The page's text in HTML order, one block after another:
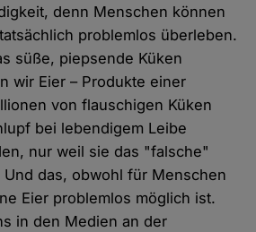
denn Menschen können
problemlos überleben.
süße, piepsende Küken
wir Eier – Produkte einer
von flauschigen Küken
bei lebendigem Leibe
nur weil sie das "falsche"
das, obwohl für Menschen
Eier problemlos möglich ist.
in den Medien an der